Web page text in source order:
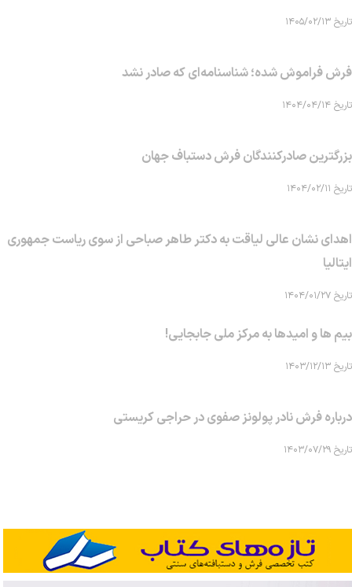
تاریخ ۱۴۰۵/۰۲/۱۳
فرش فراموش شده؛ شناسنامه‌ای که صادر نشد
تاریخ ۱۴۰۴/۰۴/۱۴
بزرگترین صادرکنندگان فرش دستباف جهان
تاریخ ۱۴۰۴/۰۲/۱۱
اهدای نشان عالی لیاقت به دکتر طاهر صباحی از سوی ریاست جمهوری
ایتالیا
تاریخ ۱۴۰۴/۰۱/۲۷
بیم ها و امیدها به مرکز ملی جابجایی!
تاریخ ۱۴۰۳/۱۲/۱۳
درباره فرش نادر پولونز صفوی در حراجی کریستی
تاریخ ۱۴۰۳/۰۷/۲۹